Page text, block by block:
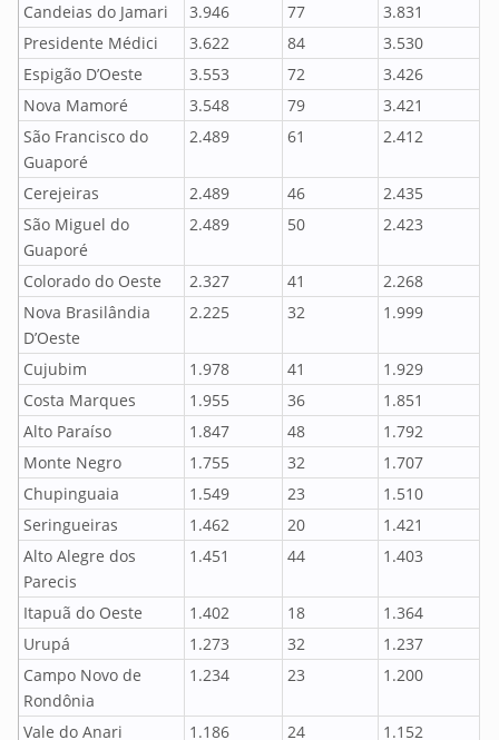
Candeias do Jamari
3.946 77
3.831
Presidente Médici
3.622 84
3.530
Espigão D’Oeste
3.553 72
3.426
Nova Mamoré
3.548 79
3.421
São Francisco do
Guaporé
2.489 61 2.412
Cerejeiras 2.489 46
2.435
São Miguel do
Guaporé
2.489 50 2.423
Colorado do Oeste 2.327 41
2.268
Nova Brasilândia
D’Oeste
2.225 32 1.999
Cujubim 1.978 41
1.929
Costa Marques
1.955 36
1.851
Alto Paraíso
1.847 48
1.792
Monte Negro
1.755 32
1.707
Chupinguaia
1.549 23
1.510
Seringueiras
1.462 20
1.421
Alto Alegre dos
Parecis
1.451 44 1.403
Itapuã do Oeste 1.402 18
1.364
Urupá
1.273 32
1.237
Campo Novo de
Rondônia
1.234 23 1.200
Vale do Anari 1.186 24 1.152